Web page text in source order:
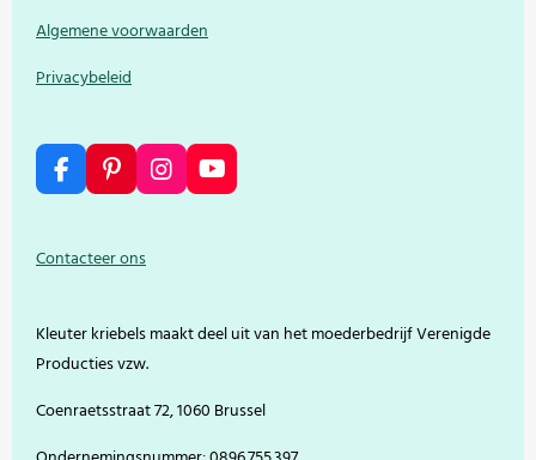
Algemene voorwaarden
Privacybeleid
F
a
e
b
k
P
i
e
s
t
I
n
a
Y
o
Contacteer ons
Kleuter kriebels maakt deel uit van het moederbedrijf Verenigde
Producties vzw.
Coenraetsstraat 72, 1060 Brussel